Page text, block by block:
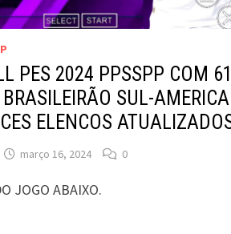
PES 2024 PPSSPP COM
BRASILEIRÃO SUL-
ELENCOS
março 16, 2024 0
JOGO ABAIXO.